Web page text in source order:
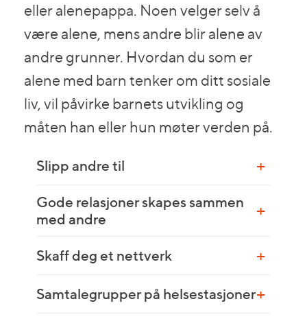
eller alenepappa. Noen velger selv å
være alene, mens andre blir alene av
andre grunner. Hvordan du som er
alene med barn tenker om ditt sosiale
liv, vil påvirke barnets utvikling og
måten han eller hun møter verden på.
Slipp andre til
Gode relasjoner skapes sammen
med andre
Skaff deg et nettverk
Samtalegrupper på helsestasjoner